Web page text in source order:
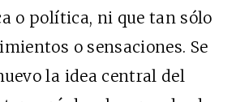
o política, ni que tan sólo
o sensaciones. Se
la idea central del